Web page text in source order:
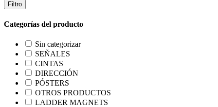
Filtro
Categorías del producto
Sin categorizar
SEÑALES
CINTAS
DIRECCIÓN
PÓSTERS
OTROS PRODUCTOS
LADDER MAGNETS